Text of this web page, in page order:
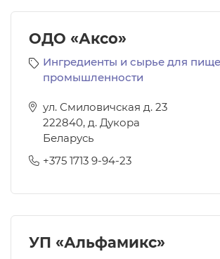
ОДО «Аксо»
Ингредиенты и сырье для
промышленности
ул. Смиловичская д. 23
222840, д. Дукора
Беларусь
+375 1713 9-94-23
УП «Альфамикс»